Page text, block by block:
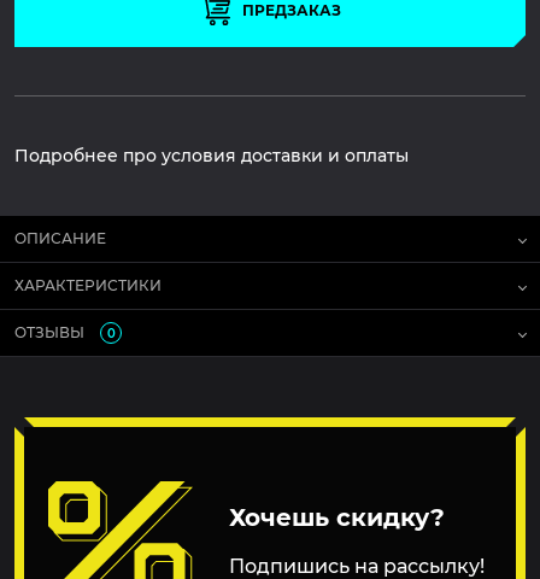
ПРЕДЗАКАЗ
Подробнее про условия доставки и оплаты
ОПИСАНИЕ
ХАРАКТЕРИСТИКИ
ОТЗЫВЫ 0
Хочешь скидку?
Подпишись на рассылку!